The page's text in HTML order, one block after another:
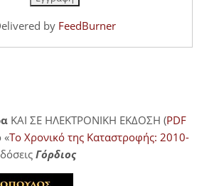
by FeedBurner
ΚΑΙ ΣΕ ΗΛΕΚΤΡΟΝΙΚΗ ΕΚΔΟΣΗ (PDF
«Το Χρονικό της Καταστροφής: 2010-
Γόρδιος